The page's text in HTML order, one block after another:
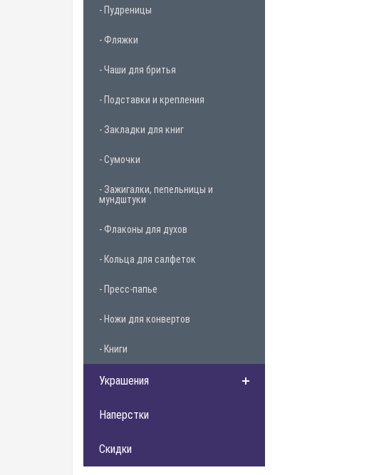
- Пудреницы
- Фляжки
- Чаши для бритья
- Подставки и крепления
- Закладки для книг
- Сумочки
- Зажигалки, пепельницы и
мундштуки
- Флаконы для духов
- Кольца для салфеток
- Пресс-папье
- Ножи для конвертов
- Книги
Украшения
Наперстки
Скидки